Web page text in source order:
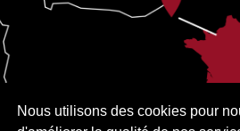
Nous utilisons des cookies pour